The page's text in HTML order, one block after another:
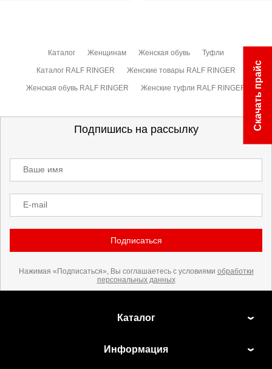
Каталог Женщинам Женская обувь Туфли
Каталог RALF RINGER Женские товары RALF RINGER
Женская обувь RALF RINGER Женские туфли RALF RINGER
Подпишись на рассылку
Ваше имя
E-mail
Подписаться
Нажимая «Подписаться», Вы соглашаетесь с условиями обработки
персональных данных
Каталог
Информация
Скачать прайс